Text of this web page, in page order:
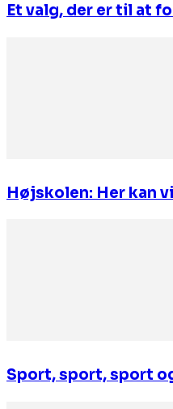
Et valg, der er til at
Højskolen: Her kan
Sport, sport, sport